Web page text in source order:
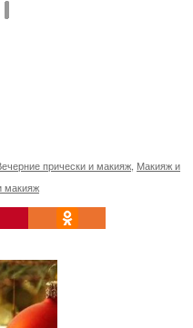
прически и макияж Макияж и
макияж